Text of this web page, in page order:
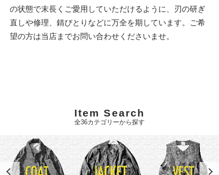
の状態で末長くご愛用していただけるように、刃の研ぎ
直しや修理、錆びとりなどに万全を期しています。ご希
望の方は当店までお問い合わせくださいませ。
Item Search
全36カテゴリーから探す